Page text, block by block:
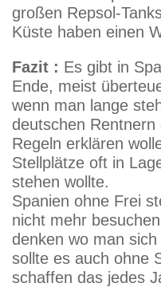
großen Repsol-
Küste haben einen
Fazit : Es gibt in
Ende, meist
wenn man lange
deutschen Rentnern
Regeln erklären
Stellplätze oft in
stehen wollte.
Spanien ohne Frei
nicht mehr
denken wo man
sollte es auch ohne
schaffen das jedes